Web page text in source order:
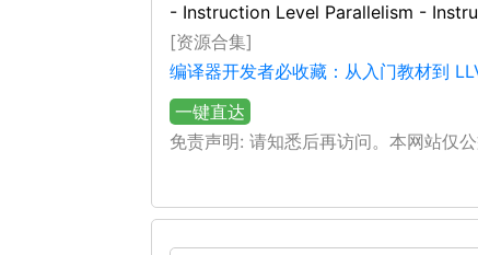
- Instruction Level Parallelism -
[资源合集]
编译器开发者必收藏：从入门教材到
一键直达
免责声明: 请知悉后再访问。本网站仅